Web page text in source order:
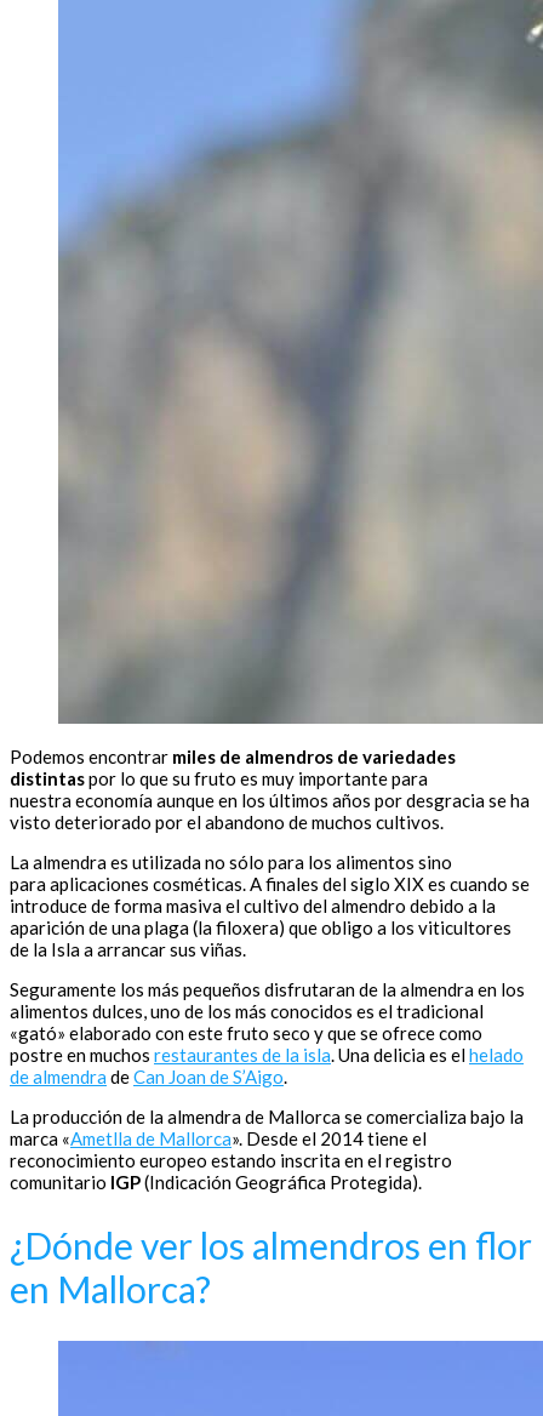
Podemos encontrar miles de almendros de variedades
distintaspor lo que su fruto es muy importante para
nuestra economía aunque en los últimos años por desgracia se ha
visto deteriorado por el abandono de muchos cultivos.
La almendra es utilizada no sólo para los alimentos sino
para aplicaciones cosméticas. A finales del siglo XIX es cuando se
introduce de forma masiva el cultivo del almendro debido a la
aparición de una plaga (la filoxera) que obligo a los viticultores
de la Isla a arrancar sus viñas.
Seguramente los más pequeños disfrutaran de la almendra en los
alimentos dulces, uno de los más conocidos es el tradicional
«gató» elaborado con este fruto seco y que se ofrece como
postre en muchos restaurantes de la isla. Una delicia es elhelado
de almendra deCan Joan de S’Aigo.
La producción de la almendra de Mallorca se comercializa bajo la
marca «Ametlla de Mallorca». Desde el 2014 tiene el
reconocimiento europeo estando inscrita en el registro
comunitario IGP(Indicación Geográfica Protegida).
¿Dónde ver los almendros en flor
en Mallorca?